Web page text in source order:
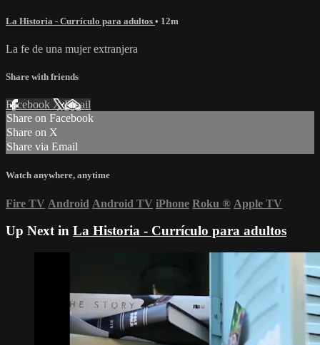
La Historia - Currículo para adultos • 12m
La fe de una mujer extranjera
Share with friends
Facebook XEmail
Share on Facebook
Share on X
Share via Email
Watch anywhere, anytime
Fire TV Android Android TV iPhone Roku ® Apple TV
Up Next in La Historia - Currículo para adultos